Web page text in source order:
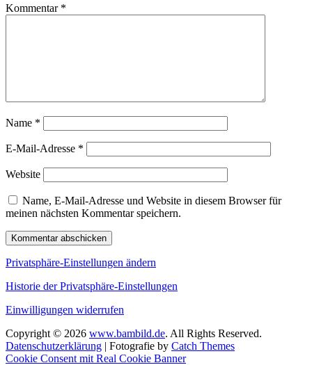
Kommentar *
Name *
E-Mail-Adresse *
Website
Name, E-Mail-Adresse und Website in diesem Browser für
meinen nächsten Kommentar speichern.
Privatsphäre-Einstellungen ändern
Historie der Privatsphäre-Einstellungen
Einwilligungen widerrufen
Copyright © 2026 www.bambild.de. All Rights Reserved.
Datenschutzerklärung | Fotografie by Catch Themes
Scroll
Cookie Consent mit Real Cookie Banner